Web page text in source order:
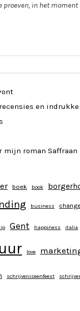
proeven, in het
en
mijn roman Saffraan
boek book
business
Gent happiness italia
love
schrijveniseenfeest